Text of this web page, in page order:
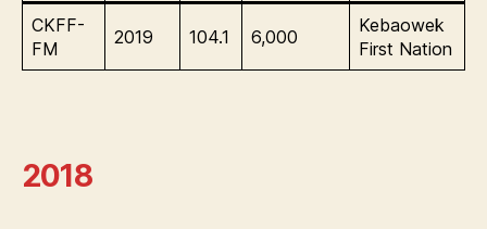
CKFF-
FM
2019 104.1 6,000
Kebaowek
First Nation
2018